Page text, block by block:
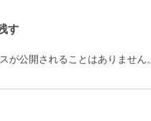
す
が公開されることはありません。